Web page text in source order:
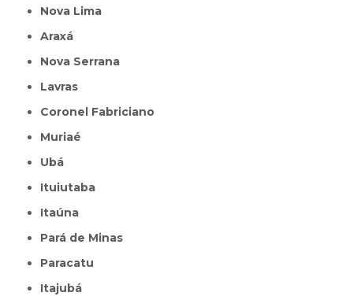
Nova Lima
Araxá
Nova Serrana
Lavras
Coronel Fabriciano
Muriaé
Ubá
Ituiutaba
Itaúna
Pará de Minas
Paracatu
Itajubá